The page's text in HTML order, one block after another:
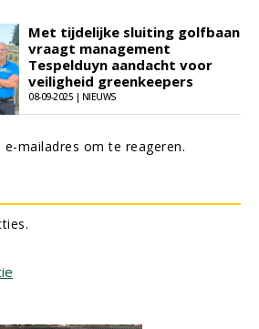
Met tijdelijke sluiting golfbaan
vraagt management
Tespelduyn aandacht voor
veiligheid greenkeepers
08-09-2025 | NIEUWS
mailadres om te reageren.